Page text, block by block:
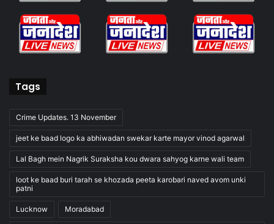
Tags
Crime Updates. 13 November
jeet ke baad logo ka abhiwadan swekar karte mayor vinod agarwal
Lal Bagh mein Nagrik Suraksha kou dwara sahyog karne wali team
loot ke baad buri tarah se khozada peeta karobari naved avom unki
patni
Lucknow Moradabad